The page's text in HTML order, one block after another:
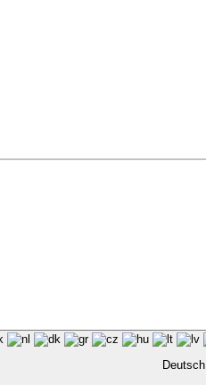
Deutsch